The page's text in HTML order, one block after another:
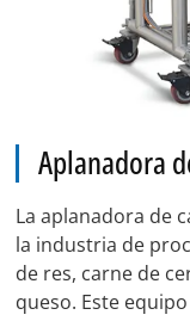
Aplanadora
La aplanadora de
la industria de
de res, carne de
queso. Este